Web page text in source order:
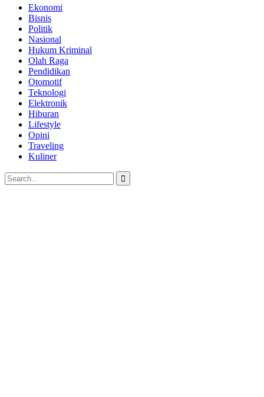
Ekonomi
Bisnis
Politik
Nasional
Hukum Kriminal
Olah Raga
Pendidikan
Otomotif
Teknologi
Elektronik
Hiburan
Lifestyle
Opini
Traveling
Kuliner